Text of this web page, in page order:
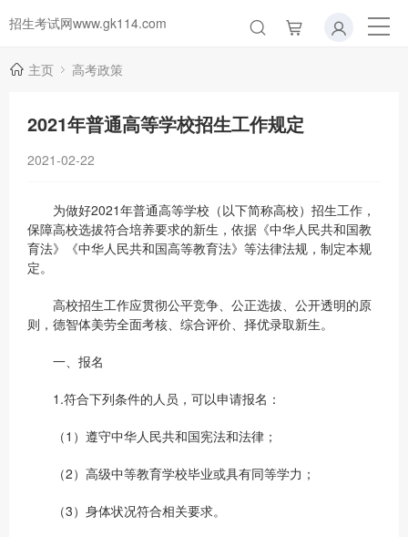
招生考试网www.gk114.com
主页 高考政策
2021年普通高等学校招生工作规定
2021-02-22
为做好2021年普通高等学校（以下简称高校）招生工作，
保障高校选拔符合培养要求的新生，依据《中华人民共和国教
育法》《中华人民共和国高等教育法》等法律法规，制定本规
定。
高校招生工作应贯彻公平竞争、公正选拔、公开透明的原
则，德智体美劳全面考核、综合评价、择优录取新生。
一、报名
1.符合下列条件的人员，可以申请报名：
（1）遵守中华人民共和国宪法和法律；
（2）高级中等教育学校毕业或具有同等学力；
（3）身体状况符合相关要求。